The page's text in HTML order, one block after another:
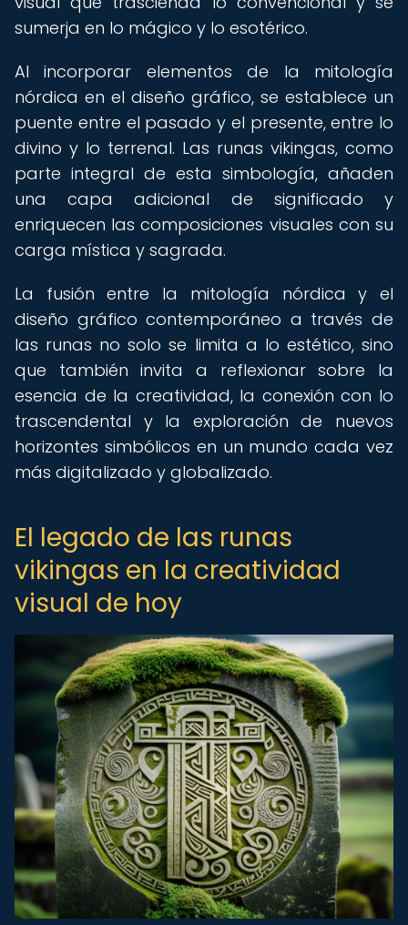
sumerja en lo mágico y lo esotérico.
Al incorporar elementos de la mitología
nórdica en el diseño gráfico, se establece un
puente entre el pasado y el presente, entre lo
divino y lo terrenal. Las runas vikingas, como
parte integral de esta simbología, añaden
una capa adicional de significado y
enriquecen las composiciones visuales con su
carga mística y sagrada.
La fusión entre la mitología nórdica y el
diseño gráfico contemporáneo a través de
las runas no solo se limita a lo estético, sino
que también invita a reflexionar sobre la
esencia de la creatividad, la conexión con lo
trascendental y la exploración de nuevos
horizontes simbólicos en un mundo cada vez
más digitalizado y globalizado.
El legado de las runas
vikingas en la creatividad
visual de hoy